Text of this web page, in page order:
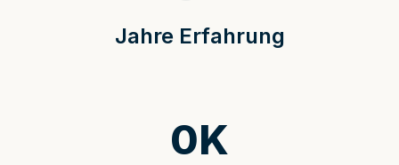
Jahre Erfahrung
0K